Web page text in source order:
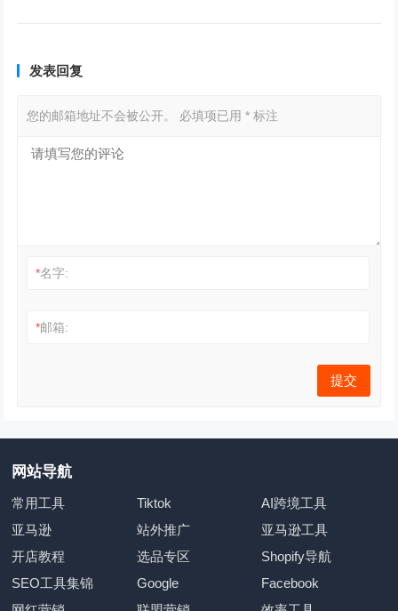
发表回复
您的邮箱地址不会被公开。 必填项已用* 标注
*名字:
*邮箱:
网站导航
常用工具 Tiktok
AI跨境工具
亚马逊
站外推广
亚马逊工具
开店教程
选品专区
Shopify导航
SEO工具集锦
Google
Facebook